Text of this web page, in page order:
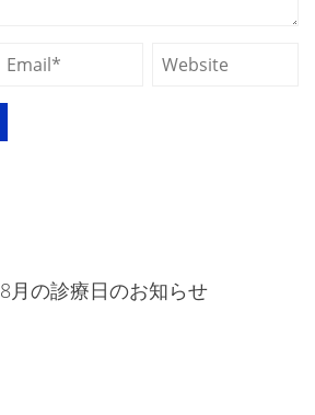
8月の診療日のお知らせ